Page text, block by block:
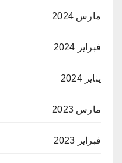
مارس 2024
فبراير 2024
يناير 2024
مارس 2023
فبراير 2023